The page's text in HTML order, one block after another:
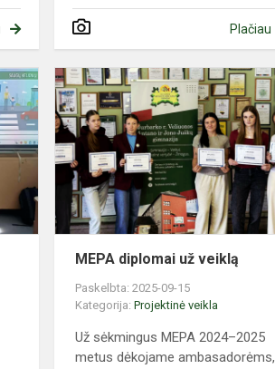
Plačiau
Pamoka
su
pareigūne
Seredžiuje
MEPA diplomai už veiklą
Paskelbta: 2025-09-15
Kategorija:Projektinė veikla
Už sėkmingus MEPA 2024–2025
metus dėkojame ambasadorėms,